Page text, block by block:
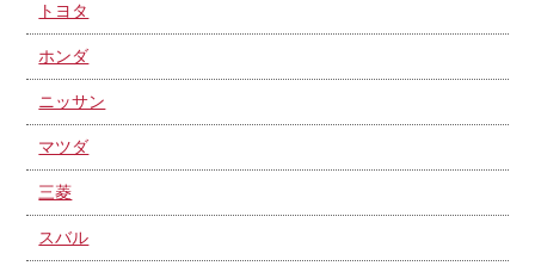
トヨタ
ホンダ
ニッサン
マツダ
三菱
スバル